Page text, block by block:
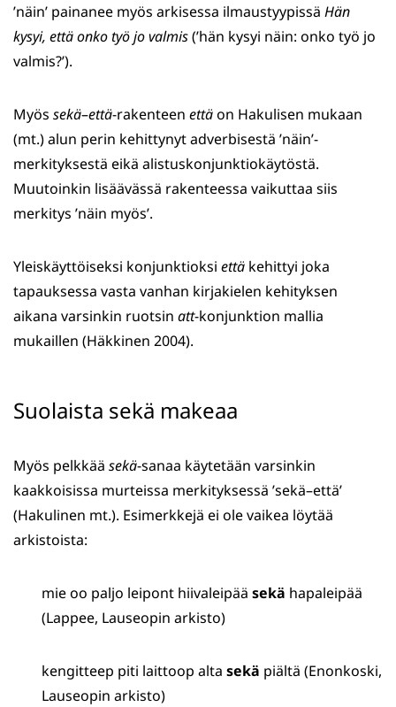
’näin’ painanee myös arkisessa ilmaustyypissä Hän
kysyi, että onko työ jo valmis(’hän kysyi näin: onko työ jo
valmis?’).
Myös sekä–että-rakenteen ettäon Hakulisen mukaan
(mt.) alun perin kehittynyt adverbisestä ’näin’-
merkityksestä eikä alistuskonjunktiokäytöstä.
Muutoinkin lisäävässä rakenteessa vaikuttaa siis
merkitys ’näin myös’.
Yleiskäyttöiseksi konjunktioksi että kehittyi joka
tapauksessa vasta vanhan kirjakielen kehityksen
aikana varsinkin ruotsin att-konjunktion mallia
mukaillen (Häkkinen 2004).
Suolaista sekä makeaa
Myös pelkkää sekä-sanaa käytetään varsinkin
kaakkoisissa murteissa merkityksessä ’sekä–että’
(Hakulinen mt.). Esimerkkejä ei ole vaikea löytää
arkistoista:
mie oo paljo leipont hiivaleipää sekä hapaleipää
(Lappee, Lauseopin arkisto)
kengitteep piti laittoop alta sekä piältä (Enonkoski,
Lauseopin arkisto)